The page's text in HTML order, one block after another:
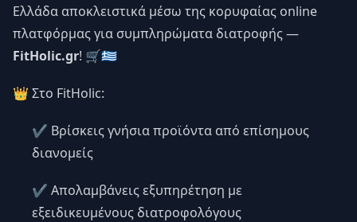
Ελλάδα αποκλειστικά μέσω της κορυφαίας online
πλατφόρμας για συμπληρώματα διατροφής —
FitHolic.gr! 🛒🇬🇷
👑 Στο FitHolic:
✔️ Βρίσκεις γνήσια προϊόντα από επίσημους
διανομείς
✔️ Απολαμβάνεις εξυπηρέτηση με
εξειδικευμένους διατροφολόγους